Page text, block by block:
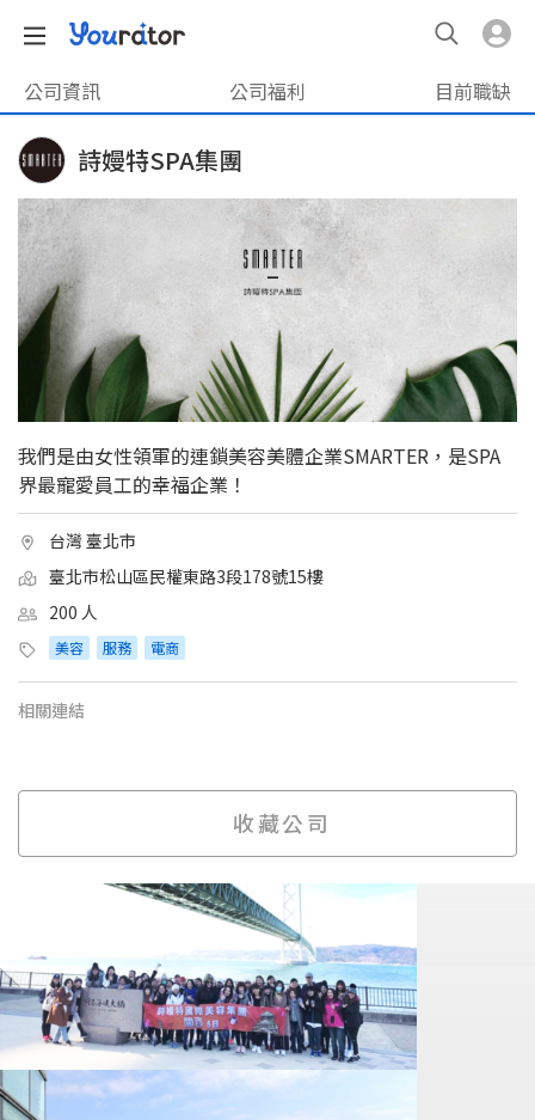
公司資訊 公司福利 目前職缺
詩嫚特SPA集團
我們是由女性領軍的連鎖美容美體企業SMARTER，是SPA
界最寵愛員工的幸福企業！
台灣 臺北市
臺北市松山區民權東路3段178號15樓
200 人
美容 服務 電商
相關連結
收藏公司